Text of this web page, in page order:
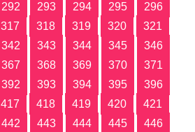
292 293 294 295
296
317 318 319 320
321
342 343 344 345
346
367 368 369 370
371
392 393 394 395
396
417 418 419 420
421
442 443 444 445
446